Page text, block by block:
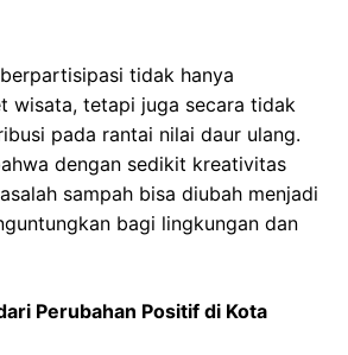
tidak hanya
wisata, tetapi juga secara tidak
pada rantai nilai daur ulang.
dengan sedikit kreativitas
sampah bisa diubah menjadi
bagi lingkungan dan
Perubahan Positif di Kota